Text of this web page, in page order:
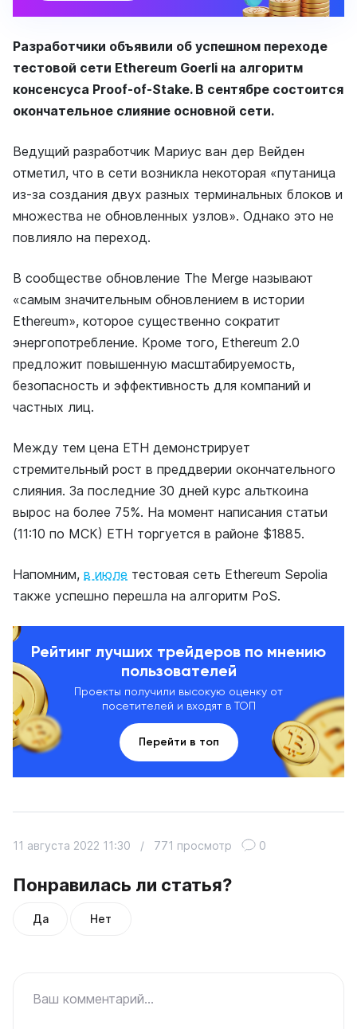
Разработчики объявили об успешном переходе
тестовой сети Ethereum Goerli на алгоритм
консенсуса Proof-of-Stake. В сентябре состоится
окончательное слияние основной сети.
Ведущий разработчик Мариус ван дер Вейден
отметил, что в сети возникла некоторая «путаница
из-за создания двух разных терминальных блоков и
множества не обновленных узлов». Однако это не
повлияло на переход.
В сообществе обновление The Merge называют
«самым значительным обновлением в истории
Ethereum», которое существенно сократит
энергопотребление. Кроме того, Ethereum 2.0
предложит повышенную масштабируемость,
безопасность и эффективность для компаний и
частных лиц.
Между тем цена ETH демонстрирует
стремительный рост в преддверии окончательного
слияния. За последние 30 дней курс альткоина
вырос на более 75%. На момент написания статьи
(11:10 по МСК) ETH торгуется в районе $1885.
Напомним, в июле тестовая сеть Ethereum Sepolia
также успешно перешла на алгоритм PoS.
Рейтинг лучших трейдеров по мнению
пользователей
Проекты получили высокую оценку от
посетителей и входят в ТОП
Перейти в топ
Понравилась ли статья?
Да Нет
11 августа 2022 11:30 / 771 просмотр 0
Ваш комментарий...